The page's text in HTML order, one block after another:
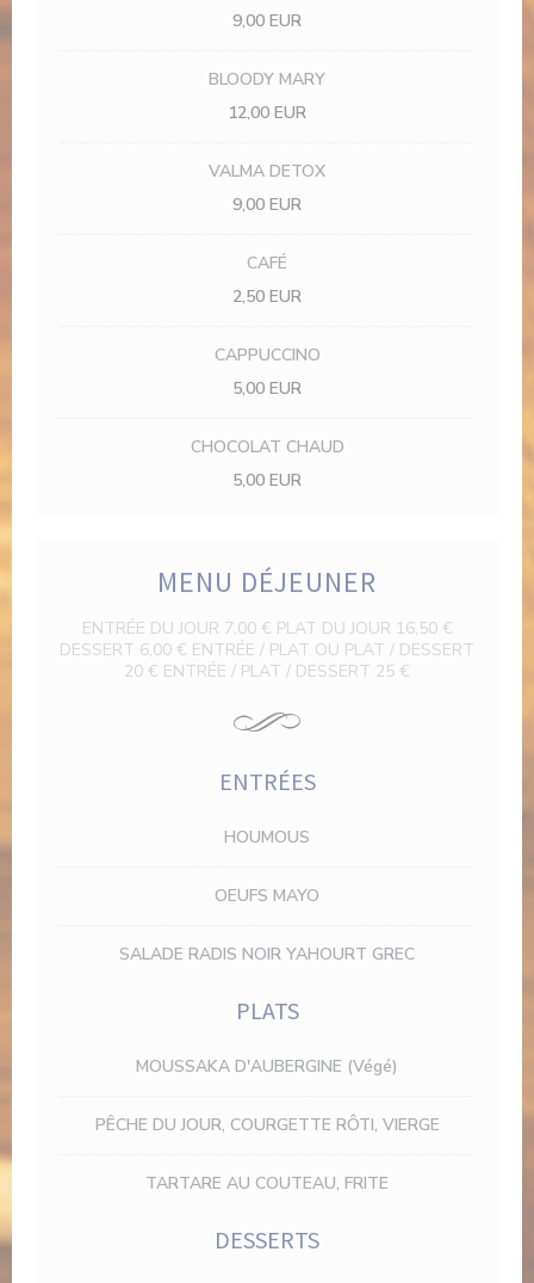
9,00 EUR
BLOODY MARY
12,00 EUR
VALMA DETOX
9,00 EUR
CAFÉ
2,50 EUR
CAPPUCCINO
5,00 EUR
CHOCOLAT CHAUD
5,00 EUR
MENU DÉJEUNER
ENTRÉE DU JOUR 7,00 € PLAT DU JOUR 16,50 €
DESSERT 6,00 € ENTRÉE / PLAT OU PLAT / DESSERT
20 € ENTRÉE / PLAT / DESSERT 25 €
ENTRÉES
HOUMOUS
OEUFS MAYO
SALADE RADIS NOIR YAHOURT GREC
PLATS
MOUSSAKA D'AUBERGINE (Végé)
PÊCHE DU JOUR, COURGETTE RÔTI, VIERGE
TARTARE AU COUTEAU, FRITE
DESSERTS